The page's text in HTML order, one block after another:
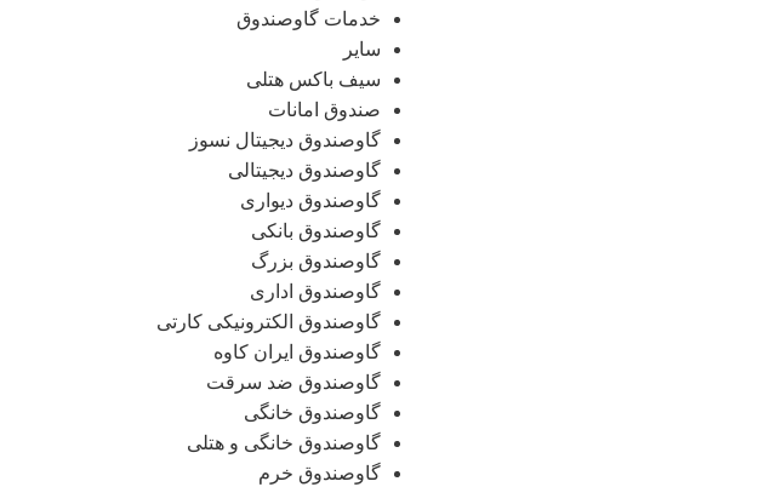
خدمات گاوصندوق
سایر
سیف باکس هتلی
صندوق امانات
گاوصندوق دیجیتال نسوز
گاوصندوق دیجیتالی
گاوصندوق دیواری
گاوصندوق بانکی
گاوصندوق بزرگ
گاوصندوق اداری
گاوصندوق الکترونیکی کارتی
گاوصندوق ایران کاوه
گاوصندوق ضد سرقت
گاوصندوق خانگی
گاوصندوق خانگی و هتلی
گاوصندوق خرم